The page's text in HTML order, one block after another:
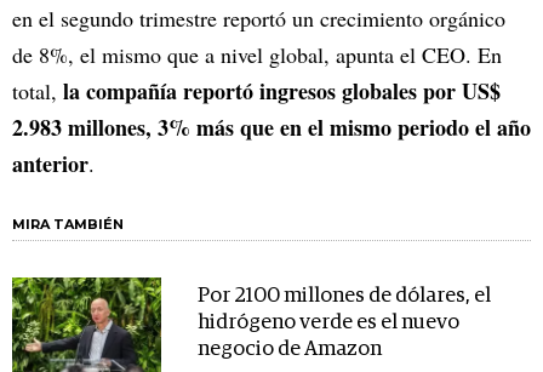
en el segundo trimestre reportó un crecimiento orgánico
de 8%, el mismo que a nivel global, apunta el CEO. En
total, la compañía reportó ingresos globales por US$
2.983 millones, 3% más que en el mismo periodo el año
anterior.
MIRA TAMBIÉN
Por 2100 millones de dólares, el
hidrógeno verde es el nuevo
negocio de Amazon